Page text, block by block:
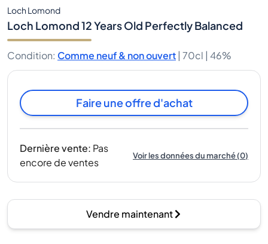
Loch Lomond
Loch Lomond 12 Years Old Perfectly Balanced
Condition: Comme neuf & non ouvert | 70cl | 46%
Faire une offre d'achat
Dernière vente: Pas
encore de ventes
Voir les données du marché(0)
Vendre maintenant